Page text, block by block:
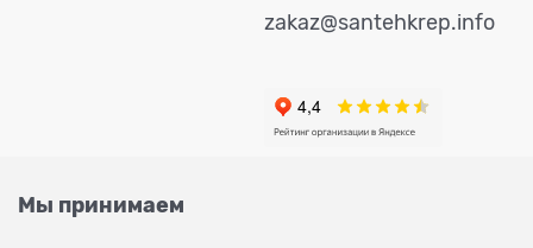
zakaz@santehkrep.info
Мы принимаем